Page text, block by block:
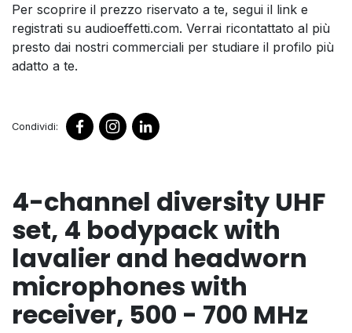
Per scoprire il prezzo riservato a te, segui il link e
registrati su audioeffetti.com. Verrai ricontattato al più
presto dai nostri commerciali per studiare il profilo più
adatto a te.
Condividi:
4-channel diversity UHF
set, 4 bodypack with
lavalier and headworn
microphones with
receiver, 500 - 700 MHz